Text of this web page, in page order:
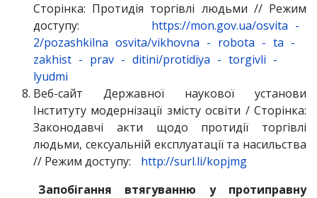
Сторінка: Протидія торгівлі людьми // Режим
доступу:
https://mon.gov.ua/osvita -
2/pozashkilna osvita/vikhovna - robota - ta -
zakhist - prav - ditini/protidiya - torgivli -
lyudmi
Веб-сайт Державної наукової установи
Інституту модернізації змісту освіти / Сторінка:
Законодавчі акти щодо протидії торгівлі
людьми, сексуальній експлуатації та насильства
// Режим доступу:
http://surl.li/kopjmg
Запобігання втягуванню у протиправну